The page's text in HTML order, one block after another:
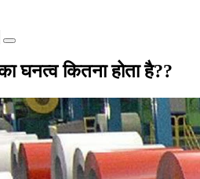
घनत्व कितना होता है??